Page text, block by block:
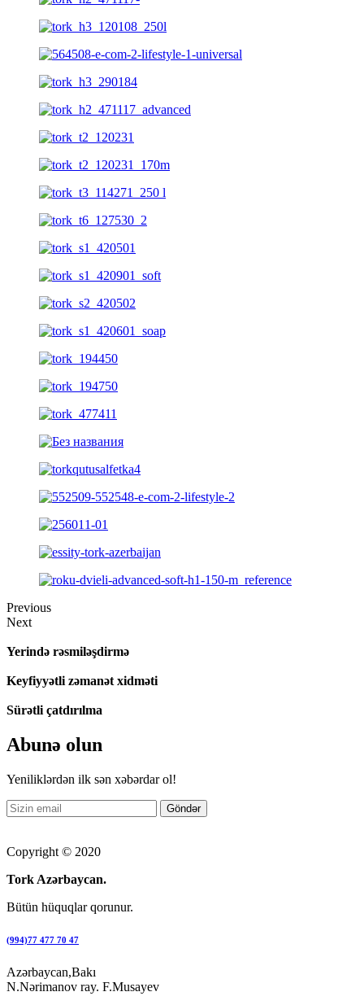
Previous
Next
Yerində rəsmiləşdirmə
Keyfiyyətli zəmanət xidməti
Sürətli çatdırılma
Abunə olun
Yeniliklərdən ilk sən xəbərdar ol!
Copyright © 2020
Tork Azərbaycan.
Bütün hüquqlar qorunur.
(994)77 477 70 47
Azərbaycan,Bakı
N.Nərimanov ray. F.Musayev